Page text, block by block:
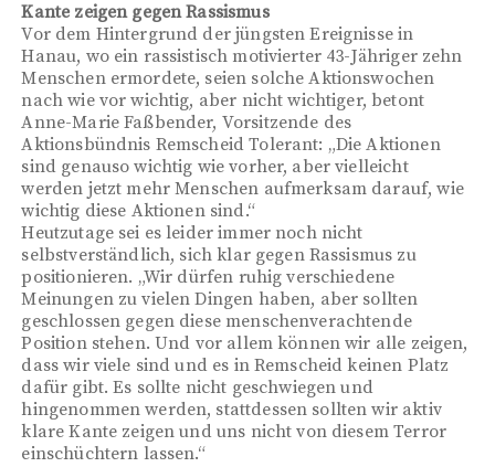
Kante zeigen gegen Rassismus
Vor dem Hintergrund der jüngsten Ereignisse in
Hanau, wo ein rassistisch motivierter 43-Jähriger zehn
Menschen ermordete, seien solche Aktionswochen
nach wie vor wichtig, aber nicht wichtiger, betont
Anne-Marie Faßbender, Vorsitzende des
Aktionsbündnis Remscheid Tolerant: „Die Aktionen
sind genauso wichtig wie vorher, aber vielleicht
werden jetzt mehr Menschen aufmerksam darauf, wie
wichtig diese Aktionen sind.“
Heutzutage sei es leider immer noch nicht
selbstverständlich, sich klar gegen Rassismus zu
positionieren. „Wir dürfen ruhig verschiedene
Meinungen zu vielen Dingen haben, aber sollten
geschlossen gegen diese menschenverachtende
Position stehen. Und vor allem können wir alle zeigen,
dass wir viele sind und es in Remscheid keinen Platz
dafür gibt. Es sollte nicht geschwiegen und
hingenommen werden, stattdessen sollten wir aktiv
klare Kante zeigen und uns nicht von diesem Terror
einschüchtern lassen.“